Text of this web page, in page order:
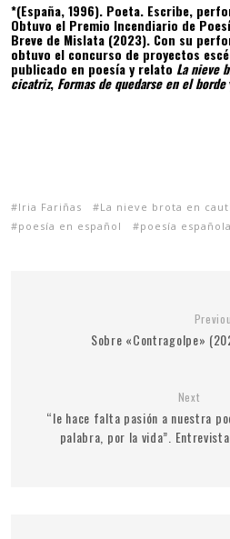
*(España, 1996). Poeta. Escribe,
Obtuvo el Premio Incendiario de
Breve de Mislata (2023). Con su
obtuvo el concurso de proyectos
publicado en poesía y relato La nieve
cicatriz, Formas de quedarse en el borde
Iria Fariñas
La nieve brota en
poesía en español
poesía española
Sobre «Contragolpe»
Next
“le hace falta pasión a nuestra
palabra, por la vida”.